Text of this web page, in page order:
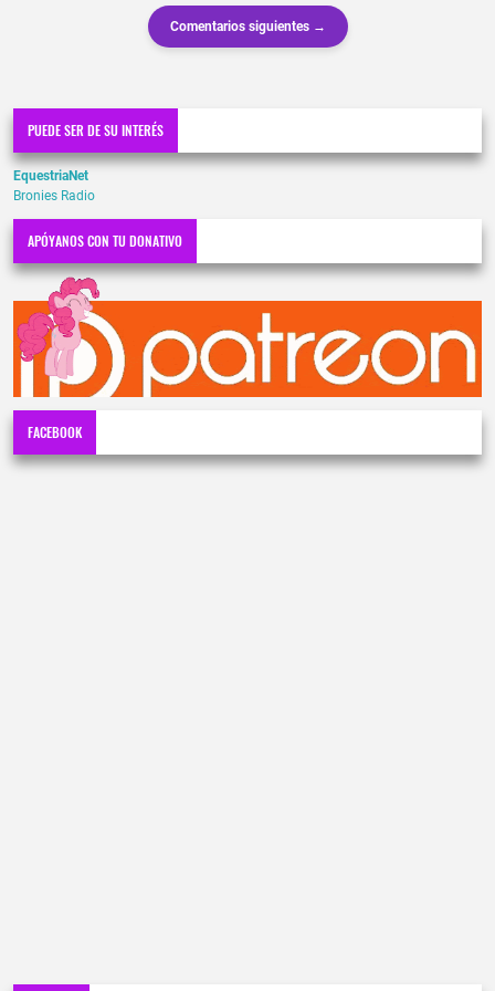
Comentarios siguientes →
PUEDE SER DE SU INTERÉS
EquestriaNet
Bronies Radio
APÓYANOS CON TU DONATIVO
FACEBOOK